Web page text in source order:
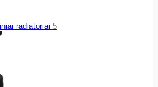
radiatoriai 5